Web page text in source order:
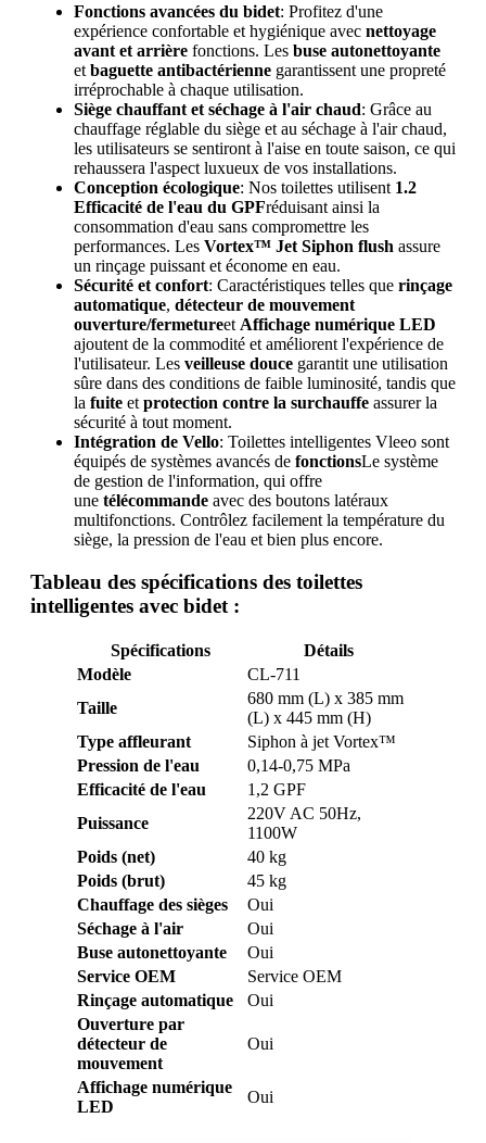
Fonctions avancées du bidet: Profitez d'une
expérience confortable et hygiénique avec nettoyage
avant et arrière fonctions. Les buse autonettoyante
et baguette antibactérienne garantissent une propreté
irréprochable à chaque utilisation.
Siège chauffant et séchage à l'air chaud: Grâce au
chauffage réglable du siège et au séchage à l'air chaud,
les utilisateurs se sentiront à l'aise en toute saison, ce qui
rehaussera l'aspect luxueux de vos installations.
Conception écologique: Nos toilettes utilisent 1.2
Efficacité de l'eau du GPFréduisant ainsi la
consommation d'eau sans compromettre les
performances. Les Vortex™ Jet Siphon flush assure
un rinçage puissant et économe en eau.
Sécurité et confort: Caractéristiques telles que rinçage
automatique, détecteur de mouvement
ouverture/fermetureet Affichage numérique LED
ajoutent de la commodité et améliorent l'expérience de
l'utilisateur. Les veilleuse douce garantit une utilisation
sûre dans des conditions de faible luminosité, tandis que
la fuite et protection contre la surchauffe assurer la
sécurité à tout moment.
Intégration de Vello: Toilettes intelligentes Vleeo sont
équipés de systèmes avancés de fonctionsLe système
de gestion de l'information, qui offre
une télécommande avec des boutons latéraux
multifonctions. Contrôlez facilement la température du
siège, la pression de l'eau et bien plus encore.
Tableau des spécifications des toilettes
intelligentes avec bidet :
Spécifications
Détails
Modèle
CL-711
Taille
680 mm (L) x 385 mm
(L) x 445 mm (H)
Type affleurant
Siphon à jet Vortex™
Pression de l'eau
0,14-0,75 MPa
Efficacité de l'eau
1,2 GPF
Puissance
220V AC 50Hz,
1100W
Poids (net)
40 kg
Poids (brut)
45 kg
Chauffage des sièges
Oui
Séchage à l'air
Oui
Buse autonettoyante
Oui
Service OEM
Service OEM
Rinçage automatique
Oui
Ouverture par
détecteur de
mouvement
Oui
Affichage numérique
LED
Oui